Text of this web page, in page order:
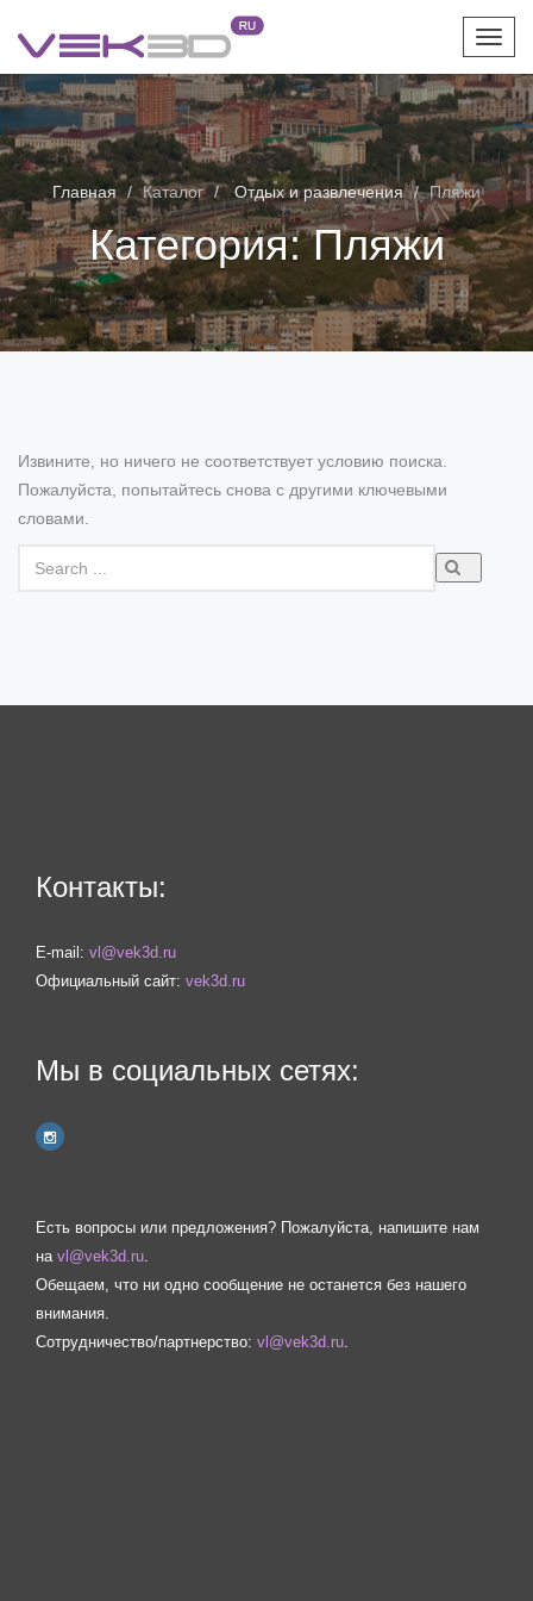
Главная Каталог Отдых и развлечения Пляжи
Категория:Пляжи
Извините, но ничего не соответствует условию поиска.
Пожалуйста, попытайтесь снова с другими ключевыми
словами.
Контакты:
E-mail: vl@vek3d.ru
Официальный сайт: vek3d.ru
Мы в социальных сетях:
Есть вопросы или предложения? Пожалуйста, напишите нам
на vl@vek3d.ru.
Обещаем, что ни одно сообщение не останется без нашего
внимания.
Сотрудничество/партнерство: vl@vek3d.ru.